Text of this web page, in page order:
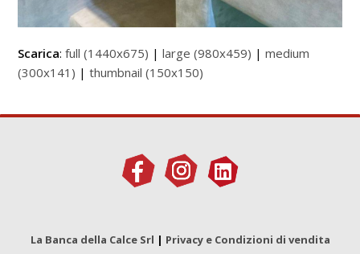
Scarica:full (1440x675) |large (980x459) |medium
(300x141) |thumbnail (150x150)
La Banca della Calce Srl | Privacy e Condizioni di vendita